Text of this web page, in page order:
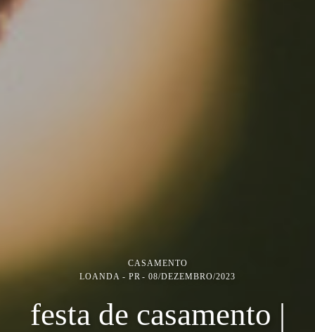
CASAMENTO
LOANDA - PR
08/DEZEMBRO/2023
festa de casamento |